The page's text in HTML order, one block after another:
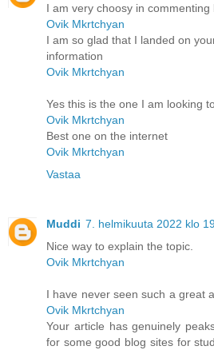
I am very choosy in
Ovik Mkrtchyan
I am so glad that I landed on
information
Ovik Mkrtchyan
Yes this is the one I am looking
Ovik Mkrtchyan
Best one on the internet
Ovik Mkrtchyan
Vastaa
Muddi 7. helmikuuta 2022 klo
Nice way to explain the topic.
Ovik Mkrtchyan
I have never seen such a great
Ovik Mkrtchyan
Your article has genuinely
for some good blog sites for